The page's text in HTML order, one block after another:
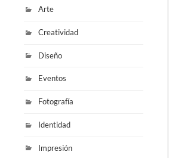
Arte
Creatividad
Diseño
Eventos
Fotografía
Identidad
Impresión